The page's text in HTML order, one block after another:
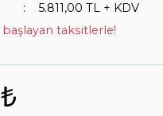
5.811,00 TL + KDV
taksitlerle!